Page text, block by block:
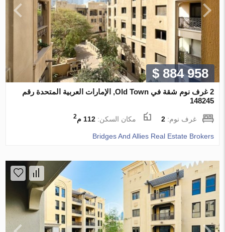
$ 884 958
2 غرف نوم شقة في Old Town, الإمارات العربية المتحدة رقم
148245
غرف نوم:2 مكان السكن:112 م 2
Bridges And Allies Real Estate Brokers